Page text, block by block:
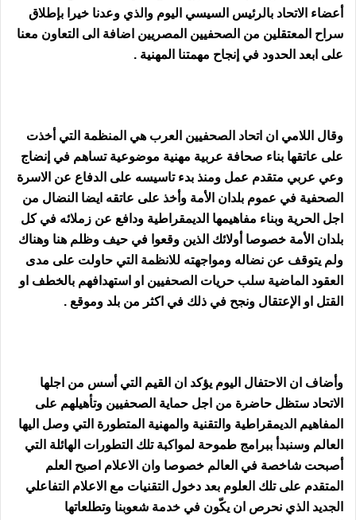
أعضاء الاتحاد بالرئيس السيسي اليوم والذي وعدنا خيرا بإطلاق
سراح المعتقلين من الصحفيين المصريين اضافة الى التعاون معنا
على ابعد الحدود في إنجاح مهمتنا المهنية .
وقال اللامي ان اتحاد الصحفيين العرب هي المنظمة التي أخذت
على عاتقها بناء صحافة عربية مهنية موضوعية تساهم في إنضاج
وعي عربي متقدم عمل ومنذ بدء تاسيسه على الدفاع عن الاسرة
الصحفية في عموم بلدان الأمة وأخذ على عاتقه ايضا النضال من
اجل الحرية وبناء مفاهيمها الديمقراطية ودافع عن زملائه في كل
بلدان الأمة خصوصا أولائك الذين وقعوا في حيف وظلم هنا وهناك
ولم يتوقف عن نضاله ومواجهته للانظمة التي حاولت على مدى
العقود الماضية سلب حريات الصحفيين او استهدافهم بالخطف او
القتل او الإعتقال ونجح في ذلك في اكثر من بلد وموقع .
وأضاف ان الاحتفال اليوم يؤكد ان القيم التي أسس من اجلها
الاتحاد ستظل حاضرة من اجل حماية الصحفيين وتأهيلهم على
المفاهيم الديمقراطية والتقنية والمهنية المتطورة التي وصل اليها
العالم وسنبدأ ببرامج طموحة لمواكبة تلك التطورات الهائلة التي
أصبحت شاخصة في العالم خصوصا وان الاعلام اصبح العلم
المتقدم على تلك العلوم بعد دخول التقنيات مع الاعلام التفاعلي
الجديد الذي نحرص ان يكّون في خدمة شعوبنا وتطلعاتها